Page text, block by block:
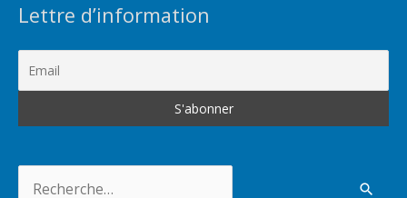
Lettre d’information